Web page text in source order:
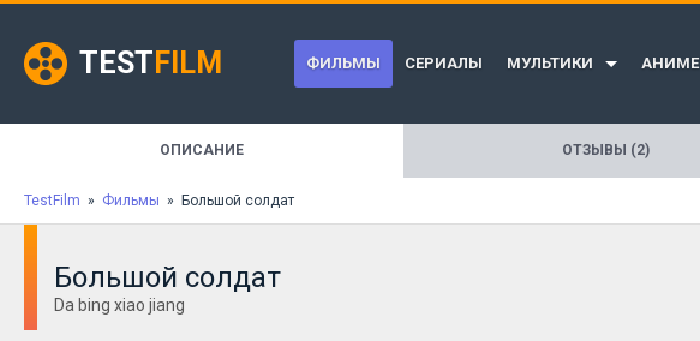
TEST FILM ФИЛЬМЫ СЕРИАЛЫ МУЛЬТИКИ АНИМЕ
ОПИСАНИЕ ОТЗЫВЫ (2)
TestFilm » Фильмы » Большой солдат
Большой солдат
Da bing xiao jiang